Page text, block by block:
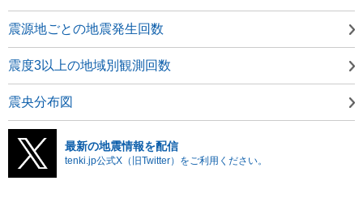
震源地ごとの地震発生回数
震度3以上の地域別観測回数
震央分布図
最新の地震情報を配信
tenki.jp公式X（旧Twitter）をご利用ください。